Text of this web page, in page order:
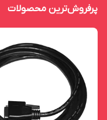
پرفروش‌ترین محصولات